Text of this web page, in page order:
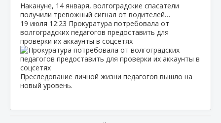
Накануне, 14 января, волгоградские спасатели
получили тревожный сигнал от водителей…
19 июля 12:23 Прокуратура потребовала от
волгоградских педагогов предоставить для
проверки их аккаунты в соцсетях
Преследование личной жизни педагогов вышло на
новый уровень.